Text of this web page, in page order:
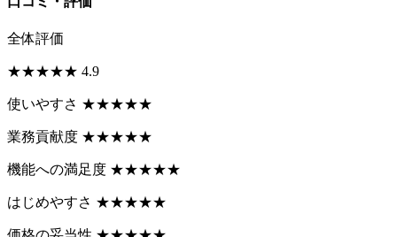
全体評価
★★★★★ 4.9
使いやすさ ★★★★★
業務貢献度 ★★★★★
機能への満足度 ★★★★★
はじめやすさ ★★★★★